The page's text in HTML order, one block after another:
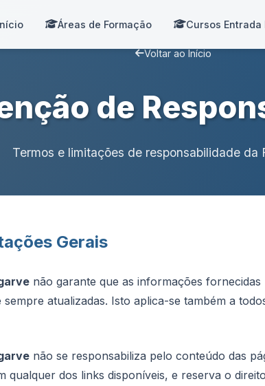
Áreas de Formação Cursos Entrada
Voltar ao Início
de
Termos e limitações de responsabilidade da
Gerais
não garante que as informações fornecidas
sempre atualizadas. Isto aplica-se também a
não se responsabiliza pelo conteúdo das
qualquer dos links disponíveis, e reserva o